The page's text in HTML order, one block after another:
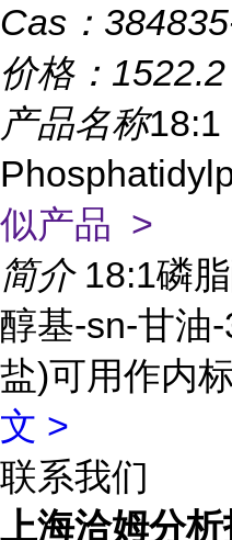
Cas：
价格： 1522.2
产品名称18:1
似产品 >
简介 18:1磷
醇基-sn-甘油
盐)可用作内
文 >
联系我们
上海洽姆分析